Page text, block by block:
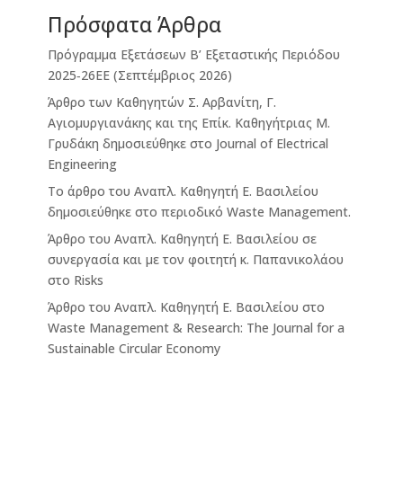
Πρόσφατα Άρθρα
Πρόγραμμα Εξετάσεων Β’ Εξεταστικής Περιόδου
2025‐26ΕΕ (Σεπτέμβριος 2026)
Άρθρο των Καθηγητών Σ. Αρβανίτη, Γ.
Αγιομυργιανάκης και της Επίκ. Καθηγήτριας Μ.
Γρυδάκη δημοσιεύθηκε στο Journal of Electrical
Engineering
Το άρθρο του Αναπλ. Καθηγητή Ε. Βασιλείου
δημοσιεύθηκε στο περιοδικό Waste Management.
Άρθρο του Αναπλ. Καθηγητή Ε. Βασιλείου σε
συνεργασία και με τον φοιτητή κ. Παπανικολάου
στο Risks
Άρθρο του Αναπλ. Καθηγητή Ε. Βασιλείου στο
Waste Management & Research: The Journal for a
Sustainable Circular Economy